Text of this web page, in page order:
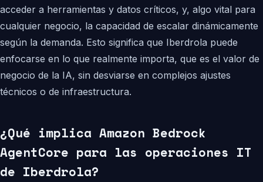
acceder a herramientas y datos críticos, y, algo vital para
cualquier negocio, la capacidad de escalar dinámicamente
según la demanda. Esto significa que Iberdrola puede
enfocarse en lo que realmente importa, que es el valor de
negocio de la IA, sin desviarse en complejos ajustes
técnicos o de infraestructura.
¿Qué implica Amazon Bedrock
AgentCore para las operaciones IT
de Iberdrola?